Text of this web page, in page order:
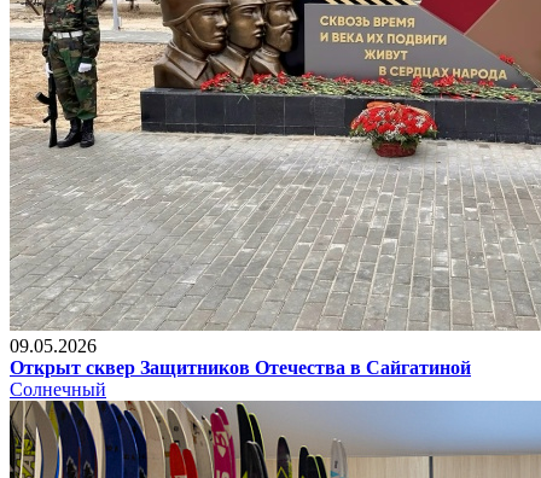
09.05.2026
Открыт сквер Защитников Отечества в Сайгатиной
Солнечный